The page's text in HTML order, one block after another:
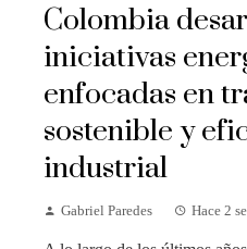
Colombia
iniciativas
enfocadas en
sostenible y
industrial
Gabriel Paredes Hace 2